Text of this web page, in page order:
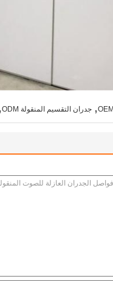
, جدران التقسيم المنقولة ODM ,